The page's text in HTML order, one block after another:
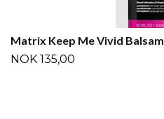
Matrix Keep Me Vivid Balsam
NOK 135,00